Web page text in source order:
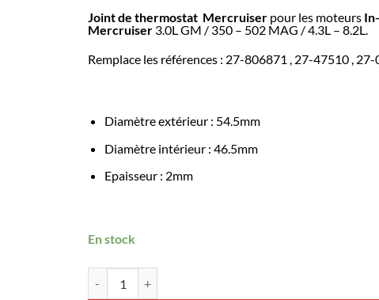
Joint de thermostat Mercruiser pour les moteurs
Mercruiser 3.0L GM / 350 – 502 MAG / 4.3L – 8.2L.
Remplace les références : 27-806871 , 27-47510 ,
Diamètre extérieur : 54.5mm
Diamètre intérieur : 46.5mm
Epaisseur : 2mm
En stock